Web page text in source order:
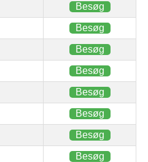
Besøg
Besøg
Besøg
Besøg
Besøg
Besøg
Besøg
Besøg